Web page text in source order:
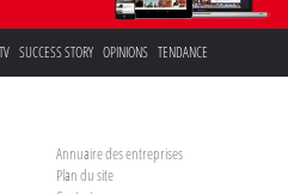
SUCCESS STORY OPINIONS TENDANCE
Annuaire des entreprises
Plan du site